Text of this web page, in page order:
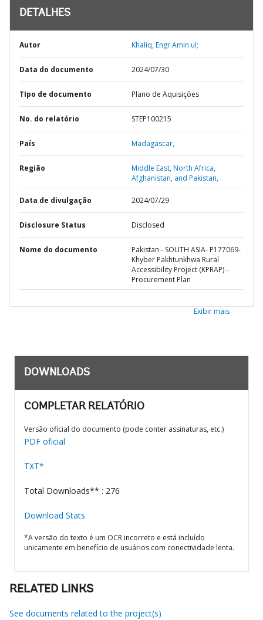
DETALHES
Autor Khaliq, Engr Amin ul;
Data do documento 2024/07/30
TIpo de documento Plano de Aquisições
No. do relatório STEP100215
País Madagascar,
Região
Middle East, North Africa,
Afghanistan, and Pakistan,
Data de divulgação 2024/07/29
Disclosure Status Disclosed
Nome do documento
Pakistan - SOUTH ASIA- P177069-
Khyber Pakhtunkhwa Rural
Accessibility Project (KPRAP) -
Procurement Plan
Exibir mais
DOWNLOADS
COMPLETAR RELATÓRIO
Versão oficial do documento (pode conter assinaturas, etc.)
PDF oficial
TXT*
Total Downloads** : 276
Download Stats
*A versão do texto é um OCR incorreto e está incluído
unicamente em benefício de usuários com conectividade lenta.
RELATED LINKS
See documents related to the project(s)